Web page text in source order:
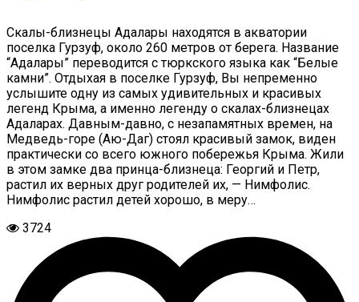
Скалы-близнецы Адалары находятся в акватории
поселка Гурзуф, около 260 метров от берега. Название
“Адалары” переводится с тюркского языка как “Белые
камни”. Отдыхая в поселке Гурзуф, Вы непременно
услышите одну из самых удивительных и красивых
легенд Крыма, а именно легенду о скалах-близнецах
Адаларах. Давным-давно, с незапамятных времен, на
Медведь-горе (Аю-Даг) стоял красивый замок, виден
практически со всего южного побережья Крыма. Жили
в этом замке два принца-близнеца: Георгий и Петр,
растил их верных друг родителей их, — Нимфолис.
Нимфолис растил детей хорошо, в меру…
3724